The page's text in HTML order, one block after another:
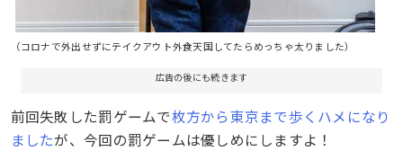
（コロナで外出せずにテイクアウト外食天国してたらめっちゃ太りました）
広告の後にも続きます
前回失敗した罰ゲームで枚方から東京まで歩くハメになり
ましたが、今回の罰ゲームは優しめにしますよ！